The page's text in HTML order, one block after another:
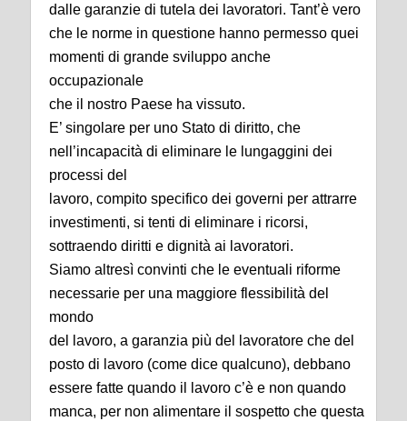
dalle garanzie di tutela dei lavoratori. Tant’è vero
che le norme in questione hanno permesso quei
momenti di grande sviluppo anche
occupazionale
che il nostro Paese ha vissuto.
E’ singolare per uno Stato di diritto, che
nell’incapacità di eliminare le lungaggini dei
processi del
lavoro, compito specifico dei governi per attrarre
investimenti, si tenti di eliminare i ricorsi,
sottraendo diritti e dignità ai lavoratori.
Siamo altresì convinti che le eventuali riforme
necessarie per una maggiore flessibilità del
mondo
del lavoro, a garanzia più del lavoratore che del
posto di lavoro (come dice qualcuno), debbano
essere fatte quando il lavoro c’è e non quando
manca, per non alimentare il sospetto che questa